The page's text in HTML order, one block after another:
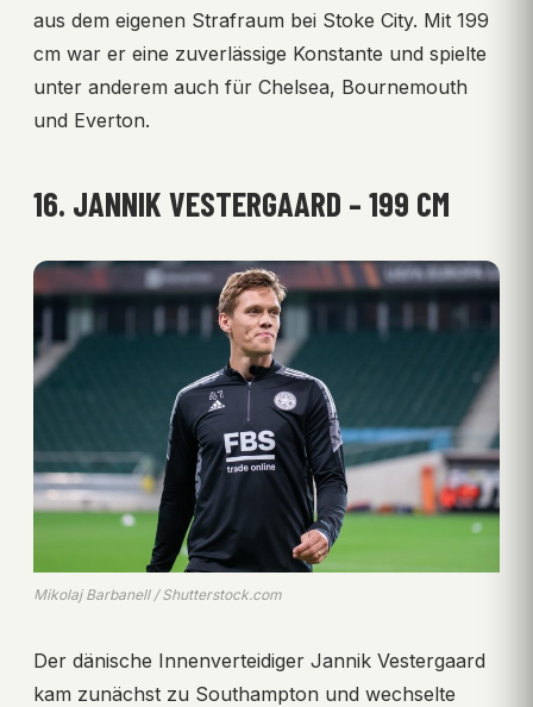
aus dem eigenen Strafraum bei Stoke City. Mit 199
cm war er eine zuverlässige Konstante und spielte
unter anderem auch für Chelsea, Bournemouth
und Everton.
16. JANNIK VESTERGAARD – 199 CM
Mikolaj Barbanell / Shutterstock.com
Der dänische Innenverteidiger Jannik Vestergaard
kam zunächst zu Southampton und wechselte